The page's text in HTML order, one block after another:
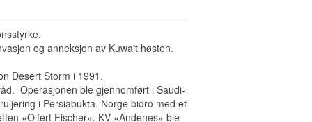
og anneksjon av Kuwait høsten.
Desert Storm i 1991.
Operasjonen ble gjennomført i Saudi-
i Persiabukta. Norge bidro med et
«Olfert Fischer». KV «Andenes» ble